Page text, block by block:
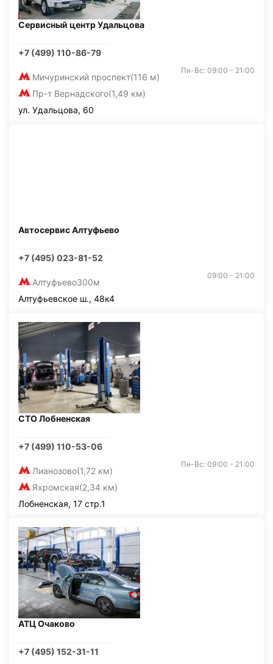
Сервисный центр Удальцова
+7 (499) 110-86-79
Мичуринский проспект(116 м)
Пр-т Вернадского(1,49 км)
Пн-Вс: 09:00 - 21:00
ул. Удальцова, 60
Автосервис Алтуфьево
+7 (495) 023-81-52
Алтуфьево300м
09:00 - 21:00
Алтуфьевское ш., 48к4
СТО Лобненская
+7 (499) 110-53-06
Лианозово(1,72 км)
Яхромская(2,34 км)
Пн-Вс: 09:00 - 21:00
Лобненская, 17 стр.1
АТЦ Очаково
+7 (495) 152-31-11